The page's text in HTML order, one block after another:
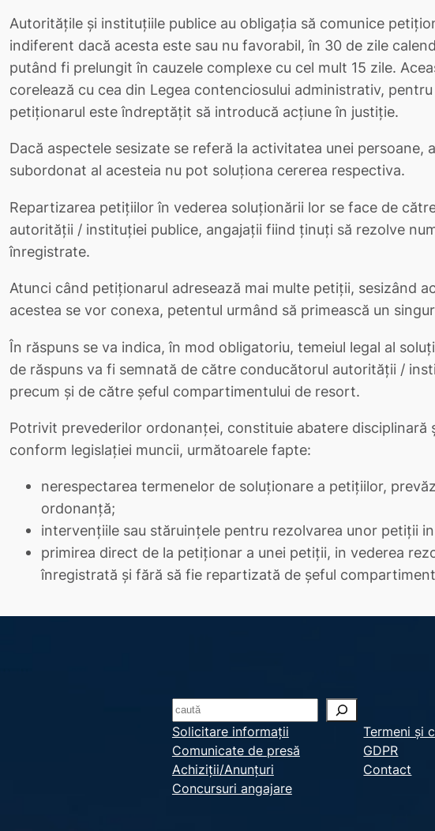
Autorităţile şi instituţiile publice au obligaţia să comunice
indiferent dacă acesta este sau nu favorabil, în 30 de zile
putând fi prelungit în cauzele complexe cu cel mult 15 zile.
corelează cu cea din Legea contenciosului administrativ,
petiţionarul este îndreptăţit să introducă acţiune în justiţie.
Dacă aspectele sesizate se referă la activitatea unei persoane,
subordonat al acesteia nu pot soluţiona cererea respectiva.
Repartizarea petiţiilor în vederea soluţionării lor se face de
autorităţii / instituţiei publice, angajaţii fiind ţinuţi să rezolve
înregistrate.
Atunci când petiţionarul adresează mai multe petiţii, sesizând
acestea se vor conexa, petentul urmând să primească un
În răspuns se va indica, în mod obligatoriu, temeiul legal al
de răspuns va fi semnată de către conducătorul autorităţii /
precum şi de către şeful compartimentului de resort.
Potrivit prevederilor ordonanţei, constituie abatere disciplinară
conform legislaţiei muncii, următoarele fapte:
nerespectarea termenelor de soluţionare a petiţiilor,
ordonanţă;
intervenţiile sau stăruinţele pentru rezolvarea unor petiţii
primirea direct de la petiţionar a unei petiţii, in vederea
înregistrată şi fără să fie repartizată de şeful
S
e
a
r
c
Solicitare informații
Comunicate de presă
Achiziții/Anunțuri
Concursuri angajare
Termeni și
GDPR
Contact